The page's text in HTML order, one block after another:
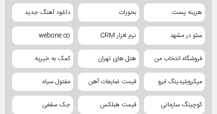
هزینه پست بخورات دانلود آهنگ جدید
سئو در مشهد نرم افزار CRM webone.co
فروشگاه انتخاب من هتل های تهران کمک به خیریه
میکروبلیدینگ ابرو قیمت ضایعات آهن مفتول سیاه
کوچینگ سازمانی قیمت هبلکس جک سقفی